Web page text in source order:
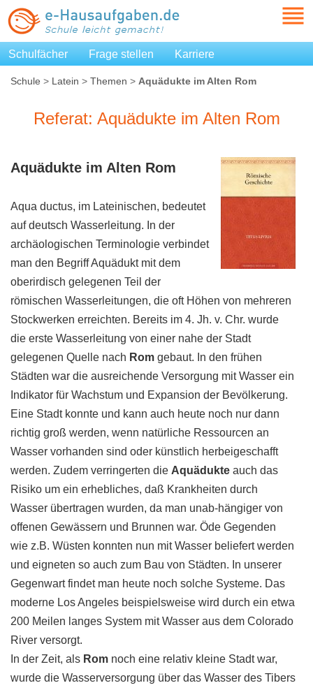
Schulfächer Frage stellen Karriere
Schule > Latein > Themen > Aquädukte im Alten Rom
Referat: Aquädukte im Alten Rom
Aquädukte im Alten Rom
Aqua ductus, im Lateinischen, bedeutet
auf deutsch Wasserleitung. In der
archäologischen Terminologie verbindet
man den Begriff Aquädukt mit dem
oberirdisch gelegenen Teil der
römischen Wasserleitungen, die oft Höhen von mehreren
Stockwerken erreichten. Bereits im 4. Jh. v. Chr. wurde
die erste Wasserleitung von einer nahe der Stadt
gelegenen Quelle nach Rom gebaut. In den frühen
Städten war die ausreichende Versorgung mit Wasser ein
Indikator für Wachstum und Expansion der Bevölkerung.
Eine Stadt konnte und kann auch heute noch nur dann
richtig groß werden, wenn natürliche Ressourcen an
Wasser vorhanden sind oder künstlich herbeigeschafft
werden. Zudem verringerten die Aquädukte auch das
Risiko um ein erhebliches, daß Krankheiten durch
Wasser übertragen wurden, da man unab-hängiger von
offenen Gewässern und Brunnen war. Öde Gegenden
wie z.B. Wüsten konnten nun mit Wasser beliefert werden
und eigneten so auch zum Bau von Städten. In unserer
Gegenwart findet man heute noch solche Systeme. Das
moderne Los Angeles beispielsweise wird durch ein etwa
200 Meilen langes System mit Wasser aus dem Colorado
River versorgt.
In der Zeit, als Rom noch eine relativ kleine Stadt war,
wurde die Wasserversorgung über das Wasser des Tibers